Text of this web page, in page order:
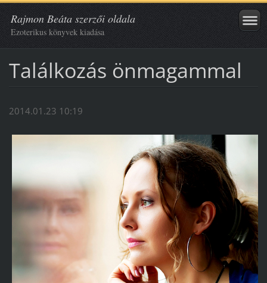
Rajmon Beáta szerzői oldala
Ezoterikus könyvek kiadása
Találkozás önmagammal
2014.01.23 10:19